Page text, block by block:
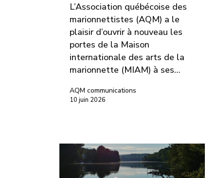
L’Association québécoise des
marionnettistes (AQM) a le
plaisir d’ouvrir à nouveau les
portes de la Maison
internationale des arts de la
marionnette (MIAM) à ses…
AQM communications
10 juin 2026